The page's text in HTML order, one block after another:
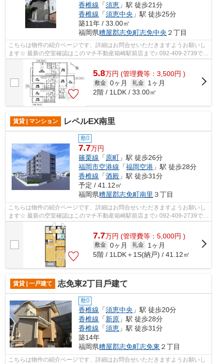
香椎線 「須恵 」駅 徒歩21分
香椎線 「須恵中央 」駅 徒歩25分
築11年 / 33.00㎡
福岡県糟屋郡志免町志免中央 ２丁目
こちらは物件の紹介ページです、詳細はお問合せいただきますようお願いし
ます☆ 最新の空室確認はこのマチ不動産箱崎駅前店まで♪ 092-409-2739で
す！迅速に対応致します！！！！！♪
5.8万円 (管理費等：3,500円 )
敷金 0ヶ月 礼金
1ヶ月
2階 / 1LDK / 33.00㎡
賃貸 | マンション レペルEX南里
敷0
7.7万円
篠栗線 「原町 」駅 徒歩26分
福岡市空港線 「福岡空港 」駅 徒歩28分
香椎線 「酒殿 」駅 徒歩31分
予定 / 41.12㎡
福岡県糟屋郡志免町南里 ３丁目
こちらは物件の紹介ページです、詳細はお問合せいただきますようお願いし
ます☆ 最新の空室確認はこのマチ不動産箱崎駅前店まで♪ 092-409-2739で
す！迅速に対応致します！！！！！♪
7.7万円 (管理費等：5,000円 )
敷金 0ヶ月 礼金
1ヶ月
5階 / 1LDK＋1S(納戸) / 41.12㎡
賃貸 | 一戸建て 志免東2丁⽬⼾建て
敷0
香椎線 「須恵中央 」駅 徒歩20分
香椎線 「新原 」駅 徒歩28分
香椎線 「須恵 」駅 徒歩31分
築14年
福岡県糟屋郡志免町志免東 ２丁目
こちらは物件の紹介ページです、詳細はお問合せいただきますようお願いし